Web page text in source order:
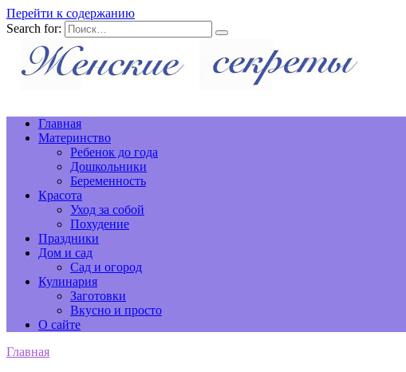
Перейти к содержанию
Search for:
Главная
Материнство
Ребенок до года
Дошкольники
Беременность
Красота
Уход за собой
Похудение
Праздники
Дом и сад
Сад и огород
Кулинария
Заготовки
Вкусно и просто
О сайте
Главная